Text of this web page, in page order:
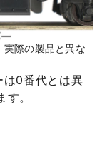
際の製品と異な
0番代とは異
。